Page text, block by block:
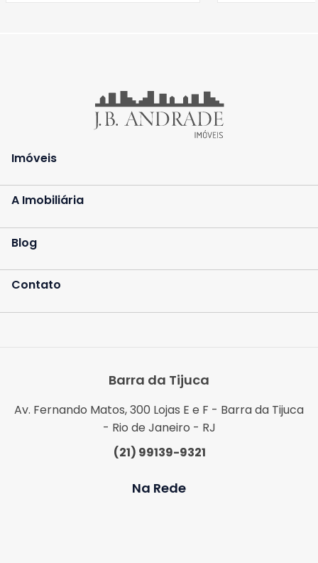
Imóveis
A Imobiliária
Blog
Contato
Barra da Tijuca
Av. Fernando Matos, 300 Lojas E e F - Barra da Tijuca
- Rio de Janeiro - RJ
(21) 99139-9321
Na Rede